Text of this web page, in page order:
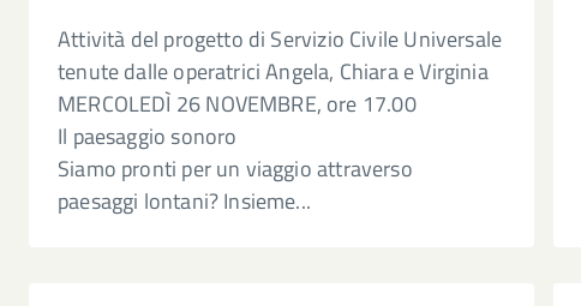
Attività del progetto di Servizio Civile Universale
tenute dalle operatrici Angela, Chiara e Virginia
MERCOLEDÌ 26 NOVEMBRE, ore 17.00
Il paesaggio sonoro
Siamo pronti per un viaggio attraverso
paesaggi lontani? Insieme...